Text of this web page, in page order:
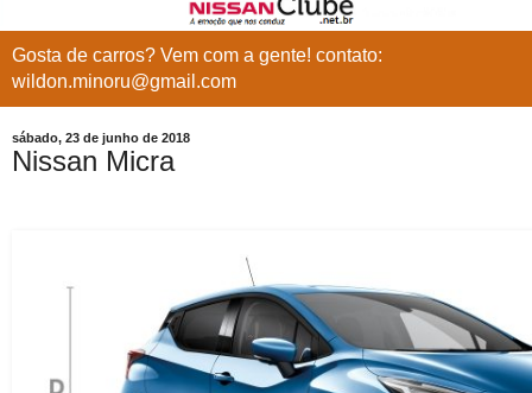
Gosta de carros? Vem com a gente! contato:
wildon.minoru@gmail.com
sábado, 23 de junho de 2018
Nissan Micra